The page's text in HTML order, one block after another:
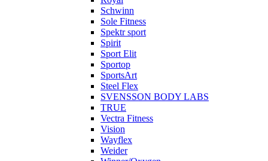
Schwinn
Sole Fitness
Spektr sport
Spirit
Sport Elit
Sportop
SportsArt
Steel Flex
SVENSSON BODY LABS
TRUE
Vectra Fitness
Vision
Wayflex
Weider